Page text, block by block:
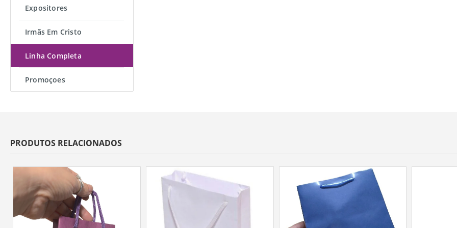
Expositores
Irmãs Em Cristo
Linha Completa
Promoçoes
PRODUTOS RELACIONADOS